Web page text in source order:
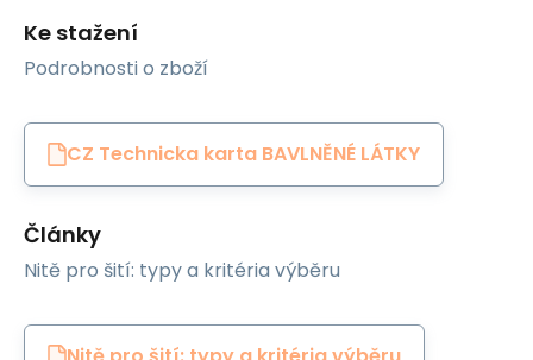
Ke stažení
Podrobnosti o zboží
CZ Technicka karta BAVLNĚNÉ LÁTKY
Články
Nitě pro šití: typy a kritéria výběru